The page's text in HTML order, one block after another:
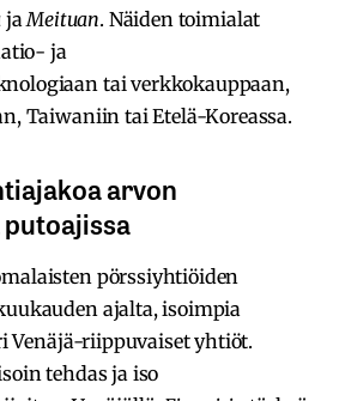
ja Meituan. Näiden toimialat
ja
tai verkkokauppaan,
Taiwaniin tai Etelä-Koreassa.
arvon
pörssiyhtiöiden
ajalta, isoimpia
Venäjä-riippuvaiset yhtiöt.
tehdas ja iso